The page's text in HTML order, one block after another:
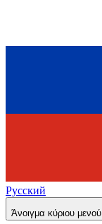
Русский
Άνοιγμα κύριου μενού